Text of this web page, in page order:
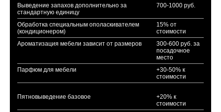
Выведение запахов дополнительно за
стандартную единицу
700-1000 руб.
Обработка специальным ополаскивателем
(кондиционером)
15% от
стоимости
Ароматизация мебели зависит от размеров
300-600 руб. за
посадочное
место
Парфюм для мебели
+30-50% к
стоимости
Пятновыведение базовое
+20% к
стоимости